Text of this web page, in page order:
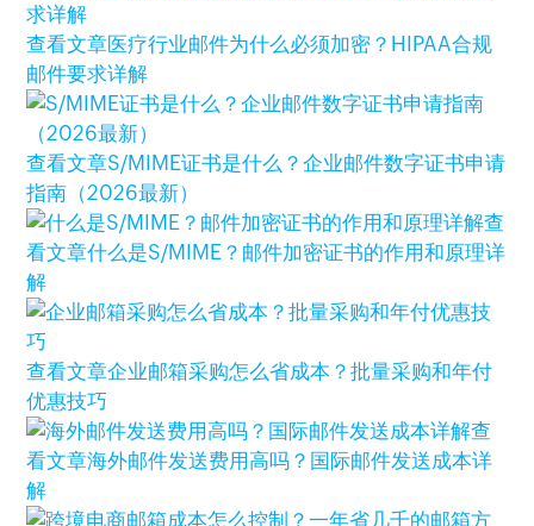
查看文章医疗行业邮件为什么必须加密？HIPAA合规
邮件要求详解
查看文章S/MIME证书是什么？企业邮件数字证书申请
指南（2026最新）
查
看文章什么是S/MIME？邮件加密证书的作用和原理详
解
查看文章企业邮箱采购怎么省成本？批量采购和年付
优惠技巧
查
看文章海外邮件发送费用高吗？国际邮件发送成本详
解